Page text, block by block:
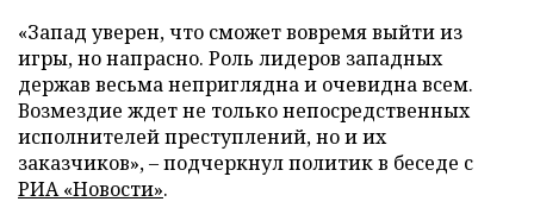
«Запад уверен, что сможет вовремя выйти из
игры, но напрасно. Роль лидеров западных
держав весьма неприглядна и очевидна всем.
Возмездие ждет не только непосредственных
исполнителей преступлений, но и их
заказчиков», – подчеркнул политик в беседе с
РИА «Новости».